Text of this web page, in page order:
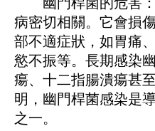
病密切相關。它會損
部不適症狀，如胃痛
慾不振等。長期感染
瘍、十二指腸潰瘍甚
明，幽門桿菌感染是
之一。